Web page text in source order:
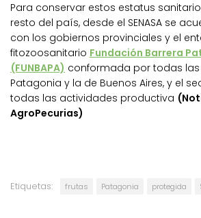
Para conservar estos estatus
resto del país, desde el SENASA se
con los gobiernos provinciales y el
fitozoosanitario Fundación Barrera
(FUNBAPA) conformada por todas
Patagonia y la de Buenos Aires, y el
todas las actividades productiva
AgroPecurias)
Etiquetas: frutas Patagonia protegida